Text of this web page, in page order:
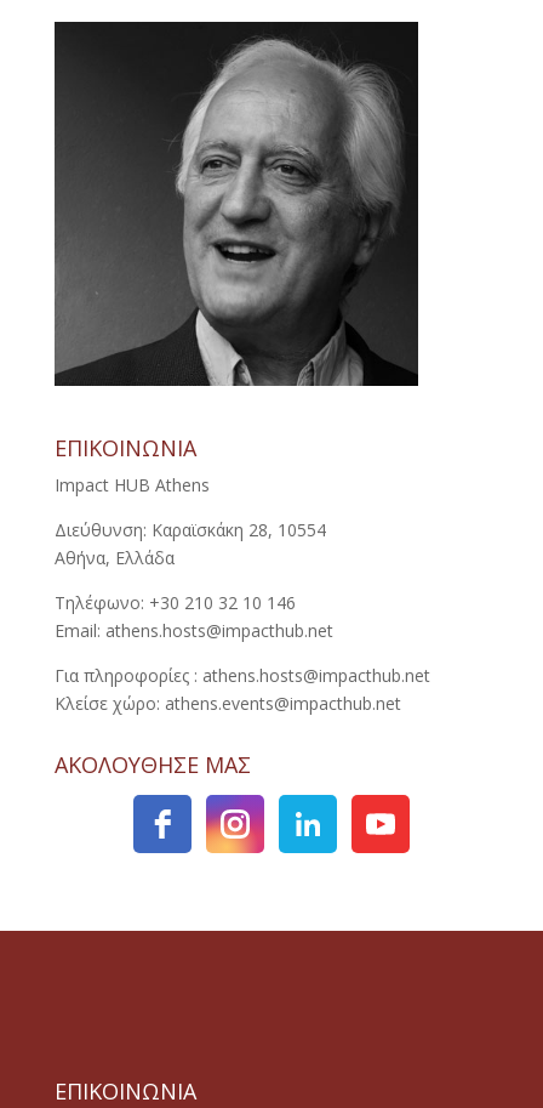
ΕΠΙΚΟΙΝΩΝΙΑ
Impact HUB Athens
Διεύθυνση: Καραϊσκάκη 28, 10554
Αθήνα, Ελλάδα
Τηλέφωνο: +30 210 32 10 146
Email: athens.hosts@impacthub.net
Για πληροφορίες : athens.hosts@impacthub.net
Κλείσε χώρο: athens.events@impacthub.net
ΑΚΟΛΟΥΘΗΣΕ ΜΑΣ
ΕΠΙΚΟΙΝΩΝΙΑ